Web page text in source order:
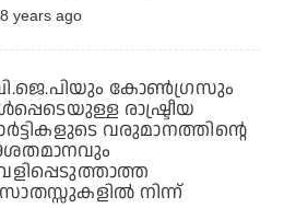
8 years ago
കോണ്‍ഗ്രസും
രാഷ്ട്രീയ
വരുമാനത്തിന്റെ
നിന്ന്